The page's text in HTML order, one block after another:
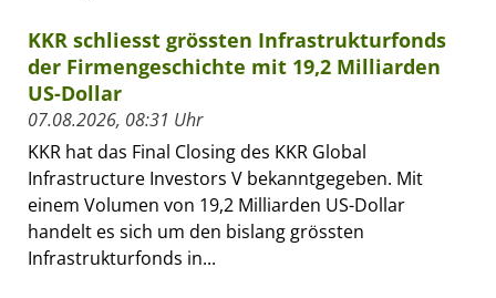
KKR schliesst grössten Infrastrukturfonds
der Firmengeschichte mit 19,2 Milliarden
US-Dollar
07.08.2026, 08:31 Uhr
KKR hat das Final Closing des KKR Global
Infrastructure Investors V bekanntgegeben. Mit
einem Volumen von 19,2 Milliarden US-Dollar
handelt es sich um den bislang grössten
Infrastrukturfonds in...